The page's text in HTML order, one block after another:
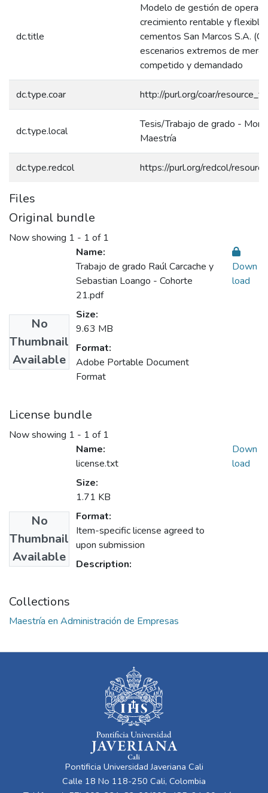
dc.title
Modelo de gestión de
crecimiento rentable y flexible
cementos San Marcos S.A.
escenarios extremos de
competido y demandado
dc.type.coar http://purl.org/coar/
dc.type.local
Tesis/Trabajo de grado -
Maestría
dc.type.redcol https://purl.org/redcol/
Files
Original bundle
Now showing 1 - 1 of 1
No
Thumbnail
Available
Name:
Trabajo de grado Raúl Carcache y
Sebastian Loango - Cohorte
21.pdf
Size:
9.63 MB
Format:
Adobe Portable Document
Format
Down
load
License bundle
Now showing 1 - 1 of 1
No
Thumbnail
Available
Name:
license.txt
Size:
1.71 KB
Format:
Item-specific license agreed to
upon submission
Description:
Down
load
Collections
Maestría en Administración de Empresas
Pontificia Universidad Javeriana Cali
Calle 18 No 118-250 Cali, Colombia